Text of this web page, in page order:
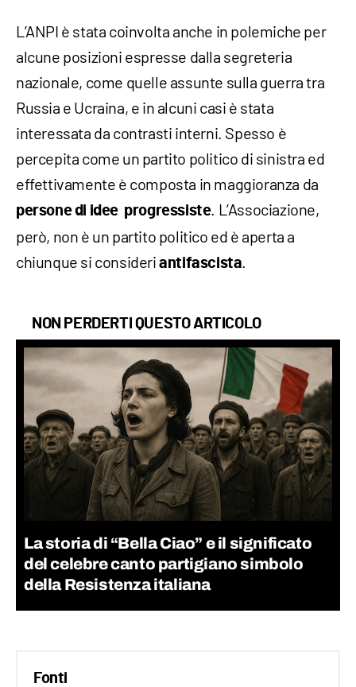
L’ANPI è stata coinvolta anche in polemiche per
alcune posizioni espresse dalla segreteria
nazionale, come quelle assunte sulla guerra tra
Russia e Ucraina, e in alcuni casi è stata
interessata da contrasti interni. Spesso è
percepita come un partito politico di sinistra ed
effettivamente è composta in maggioranza da
persone di idee progressiste. L’Associazione,
però, non è un partito politico ed è aperta a
chiunque si consideri antifascista
NON PERDERTI QUESTO ARTICOLO
La storia di “Bella Ciao” e il significato
del celebre canto partigiano simbolo
della Resistenza italiana
Fonti